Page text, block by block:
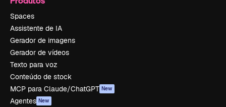
Spaces
Assistente de IA
Gerador de imagens
Gerador de vídeos
Texto para voz
Conteúdo de stock
MCP para Claude/ChatGPT New
Agentes New